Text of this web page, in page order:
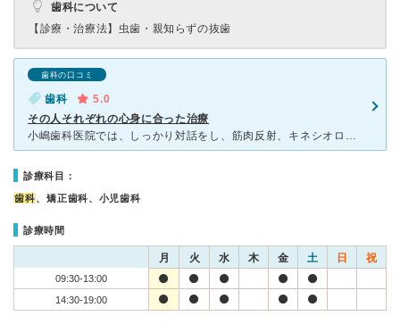
歯科について
【診療・治療法】 虫歯・親知らずの抜歯
歯科の口コミ
歯科
5.0
その人それぞれの心身に合った治療
小嶋歯科医院では、しっかり対話をし、筋肉反射、キネシオロジーに近いテストをしてまずは状態を心身に問うことから入ります。 歯はセンサーであること、虫歯や痛みは自分本来の軸から外れたことを教えてくれてい
診療科目：
歯科、矯正歯科、小児歯科
診療時間
月 火 水 木 金 土 日 祝
09:30-13:00
14:30-19:00